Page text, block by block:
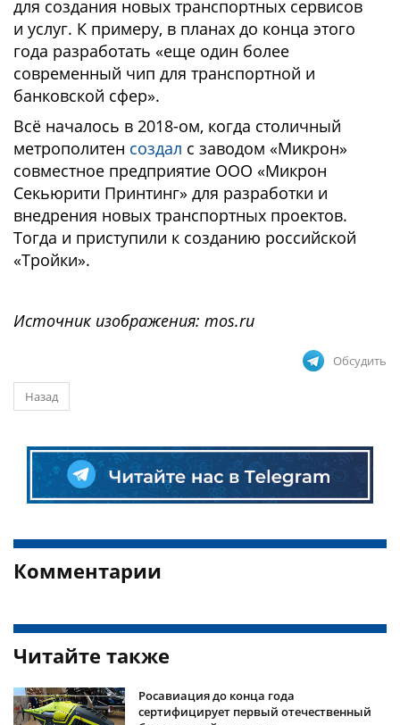
для создания новых транспортных сервисов
и услуг. К примеру, в планах до конца этого
года разработать «еще один более
современный чип для транспортной и
банковской сфер».
Всё началось в 2018-ом, когда столичный
метрополитен создал с заводом «Микрон»
совместное предприятие ООО «Микрон
Секьюрити Принтинг» для разработки и
внедрения новых транспортных проектов.
Тогда и приступили к созданию российской
«Тройки».
Источник изображения: mos.ru
Обсудить
Назад
Комментарии
Читайте также
Росавиация до конца года
сертифицирует первый отечественный